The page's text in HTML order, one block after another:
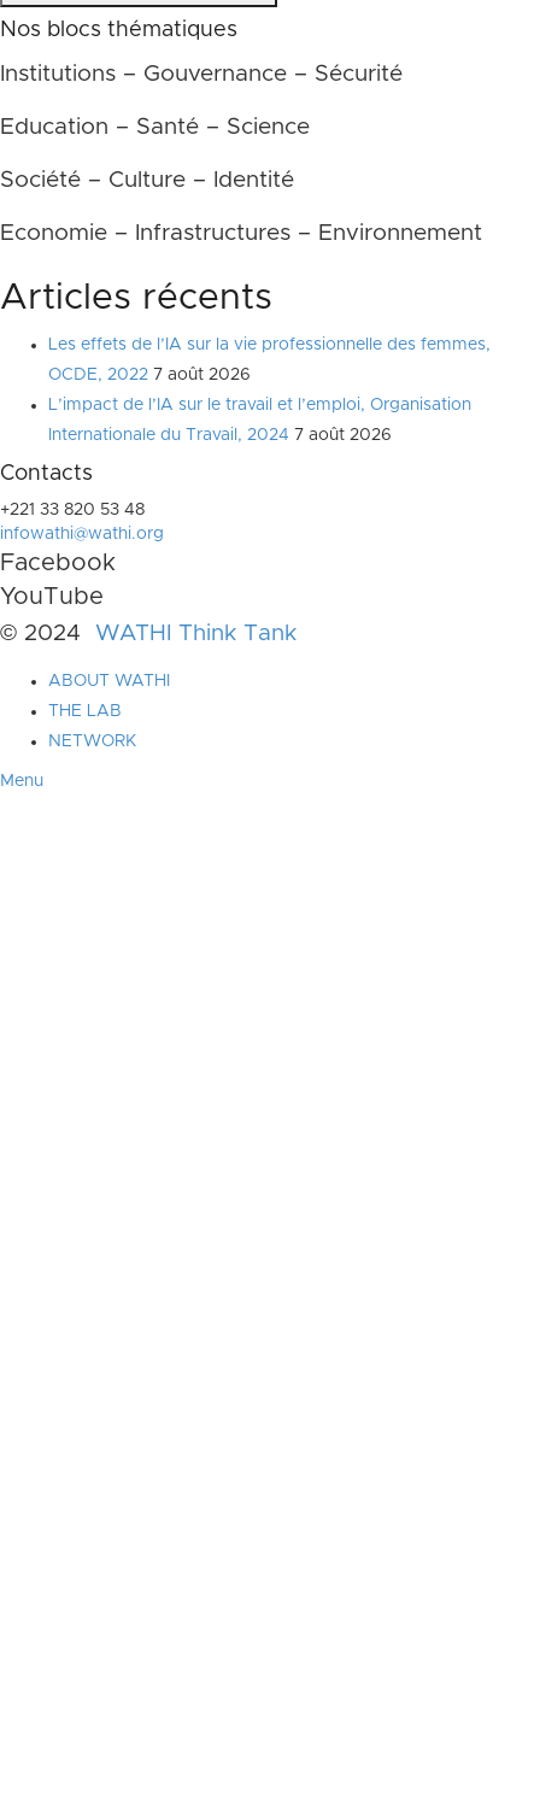
Nos blocs thématiques
Institutions – Gouvernance – Sécurité
Education – Santé – Science
Société – Culture – Identité
Economie – Infrastructures – Environnement
Articles récents
Les effets de l’IA sur la vie professionnelle des femmes,
OCDE, 2022 7 août 2026
L’impact de l’IA sur le travail et l’emploi, Organisation
Internationale du Travail, 2024 7 août 2026
Contacts
+221 33 820 53 48
infowathi@wathi.org
Facebook
YouTube
© 2024 WATHI Think Tank
ABOUT WATHI
THE LAB
NETWORK
Menu